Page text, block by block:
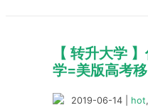
【 转升大学
学=美版高考移
2019-06-14 hot,